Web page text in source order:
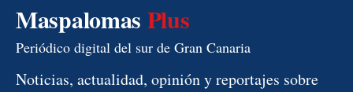
Maspalomas Plus
Periódico digital del sur de Gran Canaria
Noticias, actualidad, opinión y reportajes sobre